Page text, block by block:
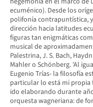
ecuménico). Desde los
polifonía contrapuntística,
dirección hacia latitudes
figuras tan enigmáticas
musical de
Palestrina, J. S. Bach,
Mahler o Schönberg. 'Al
Eugenio Trías- la filosofía
particular lo está mi
ido elaborando durante
orquesta wagneriana: de